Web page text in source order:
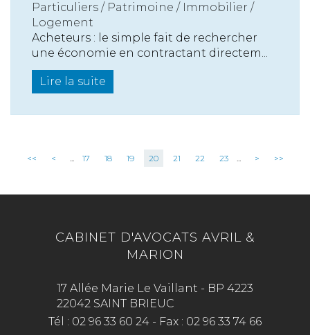
Particuliers / Patrimoine / Immobilier /
Logement
Acheteurs : le simple fait de rechercher
une économie en contractant directem...
Lire la suite
<< < ... 17 18 19 20 21 22 23 ... > >>
CABINET D'AVOCATS AVRIL &
MARION
17 Allée Marie Le Vaillant - BP 4223
22042 SAINT BRIEUC
Tél : 02 96 33 60 24 - Fax : 02 96 33 74 66